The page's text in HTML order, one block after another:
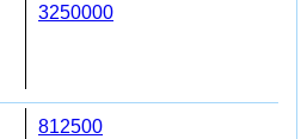
3250000
812500